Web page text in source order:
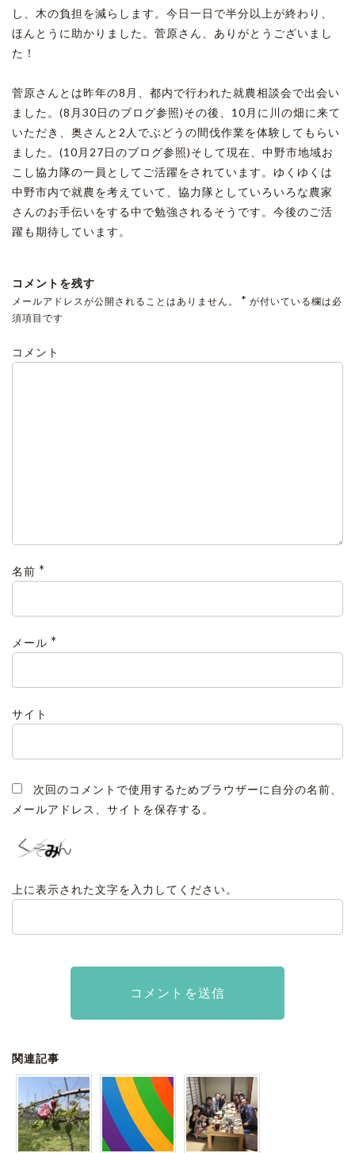
し、木の負担を減らします。今日一日で半分以上が終わり、
ほんとうに助かりました。菅原さん、ありがとうございまし
た！
菅原さんとは昨年の8月、都内で行われた就農相談会で出会い
ました。(8月30日のブログ参照)その後、10月に川の畑に来て
いただき、奥さんと2人でぶどうの間伐作業を体験してもらい
ました。(10月27日のブログ参照)そして現在、中野市地域お
こし協力隊の一員としてご活躍をされています。ゆくゆくは
中野市内で就農を考えていて、協力隊としていろいろな農家
さんのお手伝いをする中で勉強されるそうです。今後のご活
躍も期待しています。
コメントを残す
メールアドレスが公開されることはありません。 * が付いている欄は必
須項目です
コメント
名前 *
メール *
サイト
次回のコメントで使用するためブラウザーに自分の名前、
メールアドレス、サイトを保存する。
上に表示された文字を入力してください。
関連記事